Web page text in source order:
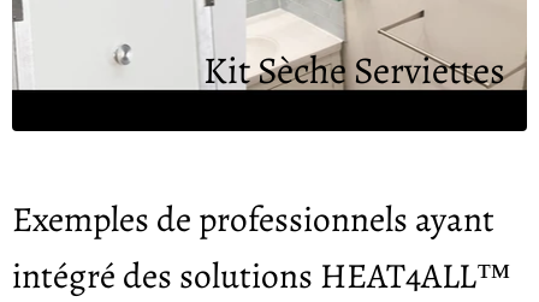
Kit Sèche Serviettes
Exemples de professionnels ayant
intégré des solutions HEAT4ALL™